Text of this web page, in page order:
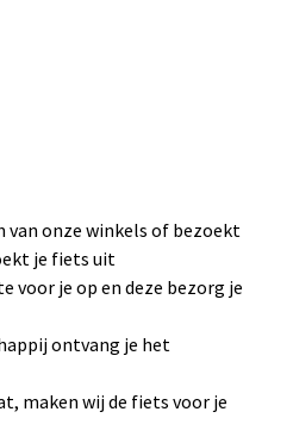
van onze winkels of bezoekt
je fiets uit
voor je op en deze bezorg je
ontvang je het
maken wij de fiets voor je